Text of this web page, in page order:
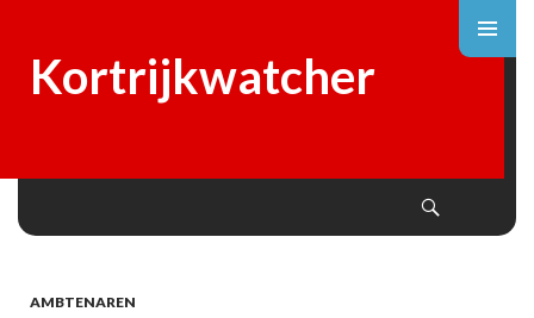
Kortrijkwatcher
AMBTENAREN